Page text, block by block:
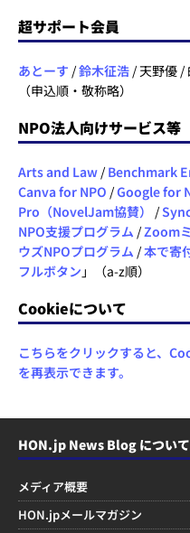
超サポート会員
あとーす /鈴木征浩 / 天野優 /
（申込順・敬称略）
NPO法人向けサービス等
Arts and Law / Benchmark
Canva for NPO /Google for
Pro（NovelJam協賛）
/
NPO支援プログラム /Zoom
ウズNPOプログラム /本で寄
フルボタン 」（a-z順）
Cookieについて
こちらをクリックすると、
を再表示できます。
HON.jp News Blog について
メディア概要
HON.jpメールマガジン